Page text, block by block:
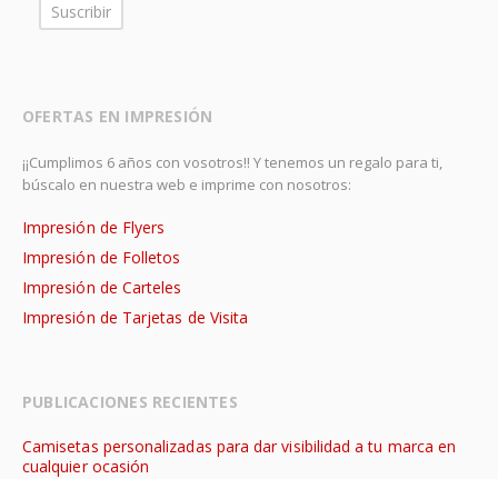
OFERTAS EN IMPRESIÓN
¡¡Cumplimos 6 años con vosotros!! Y tenemos un regalo para ti,
búscalo en nuestra web e imprime con nosotros:
Impresión de Flyers
Impresión de Folletos
Impresión de Carteles
Impresión de Tarjetas de Visita
PUBLICACIONES RECIENTES
Camisetas personalizadas para dar visibilidad a tu marca en
cualquier ocasión